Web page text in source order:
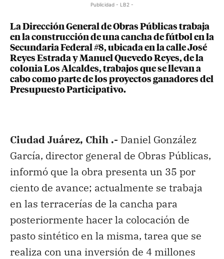
Publicidad - LB2 -
La Dirección General de Obras Públicas trabaja
en la construcción de una cancha de fútbol en la
Secundaria Federal #8, ubicada en la calle José
Reyes Estrada y Manuel Quevedo Reyes, de la
colonia Los Alcaldes, trabajos que se llevan a
cabo como parte de los proyectos ganadores del
Presupuesto Participativo.
Ciudad Juárez, Chih .- Daniel González
García, director general de Obras Públicas,
informó que la obra presenta un 35 por
ciento de avance; actualmente se trabaja
en las terracerías de la cancha para
posteriormente hacer la colocación de
pasto sintético en la misma, tarea que se
realiza con una inversión de 4 millones